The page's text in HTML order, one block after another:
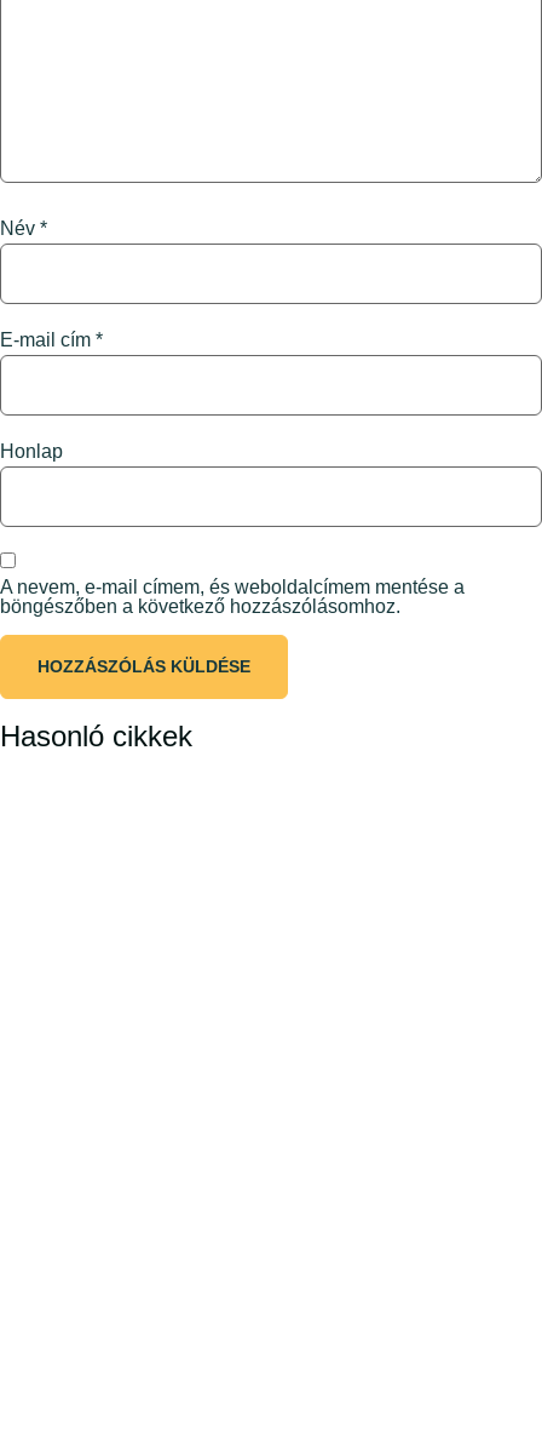
Név *
E-mail cím *
Honlap
A nevem, e-mail címem, és weboldalcímem mentése a
böngészőben a következő hozzászólásomhoz.
Hasonló cikkek